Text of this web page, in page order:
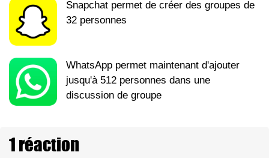
Snapchat permet de créer des groupes de
32 personnes
WhatsApp permet maintenant d'ajouter
jusqu'à 512 personnes dans une
discussion de groupe
1 réaction